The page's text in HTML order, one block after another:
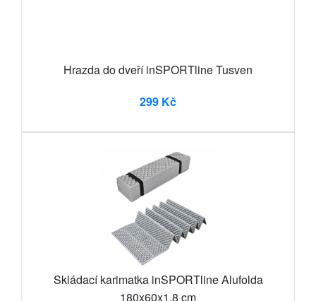
Hrazda do dveří inSPORTline Tusven
299 Kč
Skládací karimatka inSPORTline Alufolda
180x60x1,8 cm